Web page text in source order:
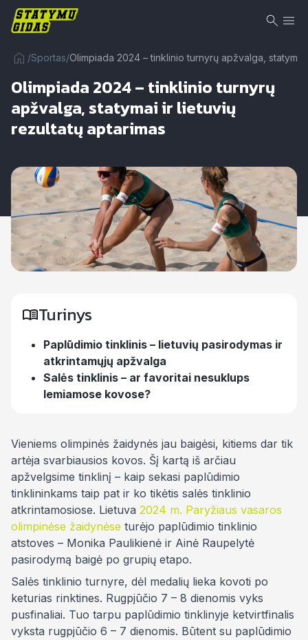
/Sportas/Olimpiada 2024 – tinklinio turnyrų apžvalga,
Olimpiada 2024 – tinklinio turnyrų
apžvalga, statymai ir lietuvių
rezultatų aptarimas
Turinys
Paplūdimio tinklinis – lietuvių pasirodymas ir
atkrintamųjų apžvalga
Salės tinklinis – ar favoritai nesuklups
lemiamose kovose?
Vieniems olimpinės žaidynės jau baigėsi, kitiems dar tik
artėja svarbiausios kovos. Šį kartą iš arčiau
apžvelgsime tinklinį – kaip sekasi paplūdimio
tinklininkams taip pat ir ko tikėtis salės tinklinio
atkrintamosiose. Lietuva 2024 m. Paryžiaus vasaros
olimpinėse žaidynėse turėjo paplūdimio tinklinio
atstoves – Monika Paulikienė ir Ainė Raupelytė
pasirodymą baigė po grupių etapo.
Salės tinklinio turnyre, dėl medalių lieka kovoti po
keturias rinktines. Rugpjūčio 7 – 8 dienomis vyks
pusfinaliai. Tuo tarpu paplūdimio tinklinyje ketvirtfinalis
vyksta rugpjūčio 6 – 7 dienomis. Būtent su paplūdimio